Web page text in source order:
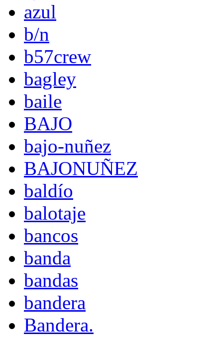
azul
b/n
b57crew
bagley
baile
BAJO
bajo-nuñez
BAJONUÑEZ
baldío
balotaje
bancos
banda
bandas
bandera
Bandera.